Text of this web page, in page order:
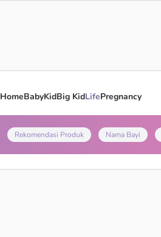
HomeBabyKidBig KidLifePregnancy
Rekomendasi Produk Nama Bayi